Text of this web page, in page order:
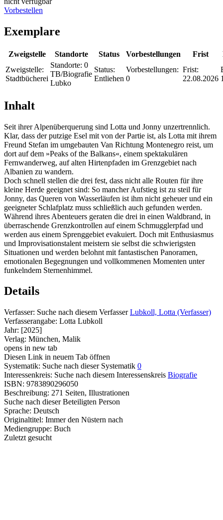
Vorbestellen
Exemplare
Zweigstelle Standorte Status Vorbestellungen Frist
Zweigstelle:
Stadtbücherei
Standorte: 0
TB/Biografie
Lubko
Status:
Entliehen
Vorbestellungen:
0
Frist:
22.08.2026
Inhalt
Seit ihrer Alpenüberquerung sind Lotta und Jonny unzertrennlich.
Klar, dass der putzige Esel mit von der Partie ist, als Lotta mit ihrem
Freund Stefan im umgebauten Van Richtung Montenegro reist, um
dort auf dem »Peaks of the Balkans«, einem spektakulären
Fernwanderweg, auf alten Hirtenpfaden im Grenzgebiet nach
Albanien zu wandern.
Doch schnell stellen die drei fest, dass nicht alle Routen für ihre
kleine Herde geeignet sind: So mancher Aufstieg ist zu steil für
Jonny, das Queren von Wasserläufen ist ihm nicht geheuer und ein
geeigneter Schlafplatz muss schließlich auch gefunden werden.
Während ihres Abenteuers geraten die drei in einen Waldbrand, in
überraschende Grenzkontrollen auf einem Schmugglerpfad und
werden aus einem Sprenggebiet evakuiert. Doch mit Enthusiasmus
und Improvisationstalent meistern sie selbst die schwierigsten
Situationen und werden belohnt mit fantastischen Panoramen,
emotionalen Begegnungen und vollkommenen Momenten unter
funkelndem Sternenhimmel.
Details
Verfasser: Suche nach diesem Verfasser Lubkoll, Lotta (Verfasser)
Verfasserangabe: Lotta Lubkoll
Jahr: [2025]
Verlag: München, Malik
opens in new tab
Diesen Link in neuem Tab öffnen
Systematik: Suche nach dieser Systematik 0
Interessenkreis: Suche nach diesem Interessenskreis Biografie
ISBN: 9783890296050
Beschreibung: 271 Seiten, Illustrationen
Suche nach dieser Beteiligten Person
Sprache: Deutsch
Originaltitel: Immer den Nüstern nach
Mediengruppe: Buch
Zuletzt gesucht